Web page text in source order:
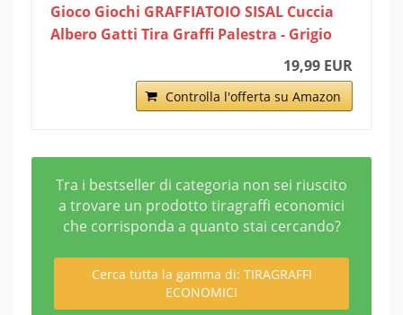
Gioco Giochi GRAFFIATOIO SISAL Cuccia
Albero Gatti Tira Graffi Palestra - Grigio
19,99 EUR
Controlla l'offerta su Amazon
Tra i bestseller di categoria non sei riuscito
a trovare un prodotto tiragraffi economici
che corrisponda a quanto stai cercando?
Cerca tutta la gamma di: TIRAGRAFFI
ECONOMICI